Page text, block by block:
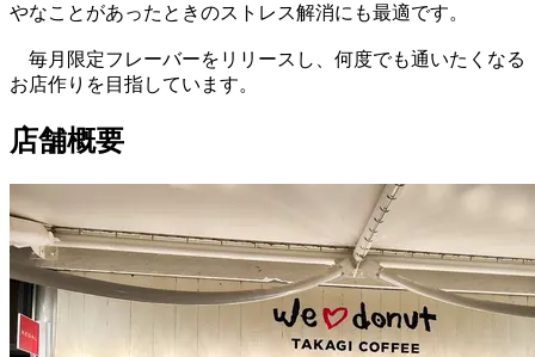
やなことがあったときのストレス解消にも最適です。
毎月限定フレーバーをリリースし、何度でも通いたくなる
お店作りを目指しています。
店舗概要